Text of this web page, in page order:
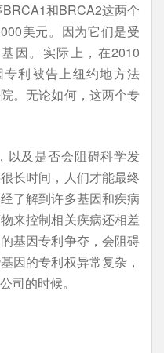
和BRCA2这两个
美元。因为它们是受
因。实际上，在2010
利被告上纽约地方法
。无论如何，这两个专
以及是否会阻碍科学发
长时间，人们才能最终
了解到许多基因和疾病
来控制相关疾病还相差
基因专利争夺，会阻碍
因的专利权异常复杂，
司的时候。